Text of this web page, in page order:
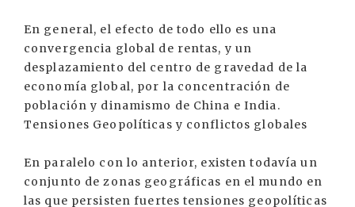
En general, el efecto de todo ello es una
convergencia global de rentas, y un
desplazamiento del centro de gravedad de la
economía global, por la concentración de
población y dinamismo de China e India.
Tensiones Geopolíticas y conflictos globales
En paralelo con lo anterior, existen todavía un
conjunto de zonas geográficas en el mundo en
las que persisten fuertes tensiones geopolíticas